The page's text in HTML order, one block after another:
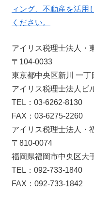
ィング、不動産を活用
ください。
アイリス税理士法人・
〒104-0033
東京都中央区新川 一
アイリス税理士法人ビ
TEL：03-6262-8130
FAX：03-6275-2260
アイリス税理士法人・
〒810-0074
福岡県福岡市中央区大
TEL：092-733-1840
FAX：092-733-1842